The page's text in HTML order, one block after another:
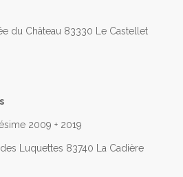
du Château 83330 Le Castellet
2009 + 2019
Luquettes 83740 La Cadière